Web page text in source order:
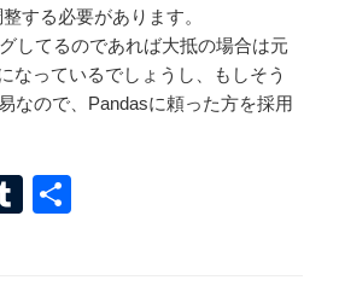
する必要があります。
してるのであれば大抵の場合は元
なっているでしょうし、もしそう
なので、Pandasに頼った方を採用
T